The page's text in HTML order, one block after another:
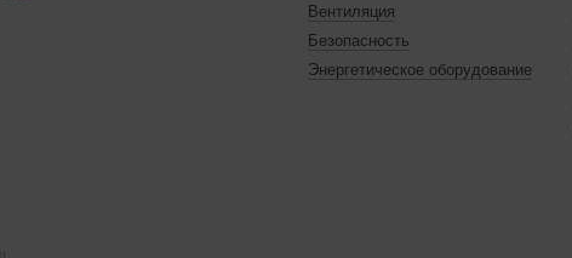
Вентиляция
Безопасность
Энергетическое оборудование